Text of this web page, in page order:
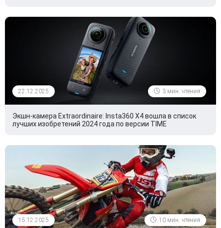
22.12.2025 3 мин. чтения
Экшн-камера Extraordinaire: Insta360 X4 вошла в список
лучших изобретений 2024 года по версии TIME
15.12.2025 10 мин. чтения